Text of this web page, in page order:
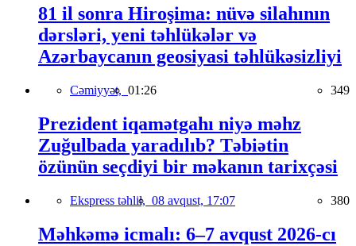
81 il sonra Hiroşima: nüvə silahının
dərsləri, yeni təhlükələr və
Azərbaycanın geosiyasi təhlükəsizliyi
Cəmiyyət, 01:26 349
Prezident iqamətgahı niyə məhz
Zuğulbada yaradılıb? Təbiətin
özünün seçdiyi bir məkanın tarixçəsi
Ekspress təhlil, 08 avqust, 17:07 380
Məhkəmə icmalı: 6–7 avqust 2026-cı